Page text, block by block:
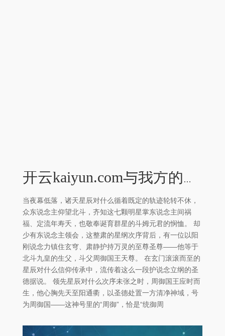
开云kaiyun.com与我方的先天至阴圣体互为内外-外围足球软件APP
当夜幕低落，诸天星辰对什么循着既定的轨迹轮转不休，
众东说念主仰望北斗，齐知这七颗明星掌东说念主间祸
福、定流年寿夭，也敬奉诞育群星的斗姆元君的悯恤。 却
少有东说念主领会，这整肃的星纲次序背后，有一位以阳
刚说念力镇住玄穹、肃静护持万灵的至尊圣尊——他等于
北斗九皇的生父，斗父周御国王天尊。 在玄门滚滚而至的
星辰对什么信仰传承中，流传着这么一段护说念立纲的圣
德据说。 领先星辰对什么次序未张之时，周御国王应时而
生，他心胸先天至阳通衢，以圣德处置一方清净神域，号
为周御国——这神号里的“周御”，恰是“统御周